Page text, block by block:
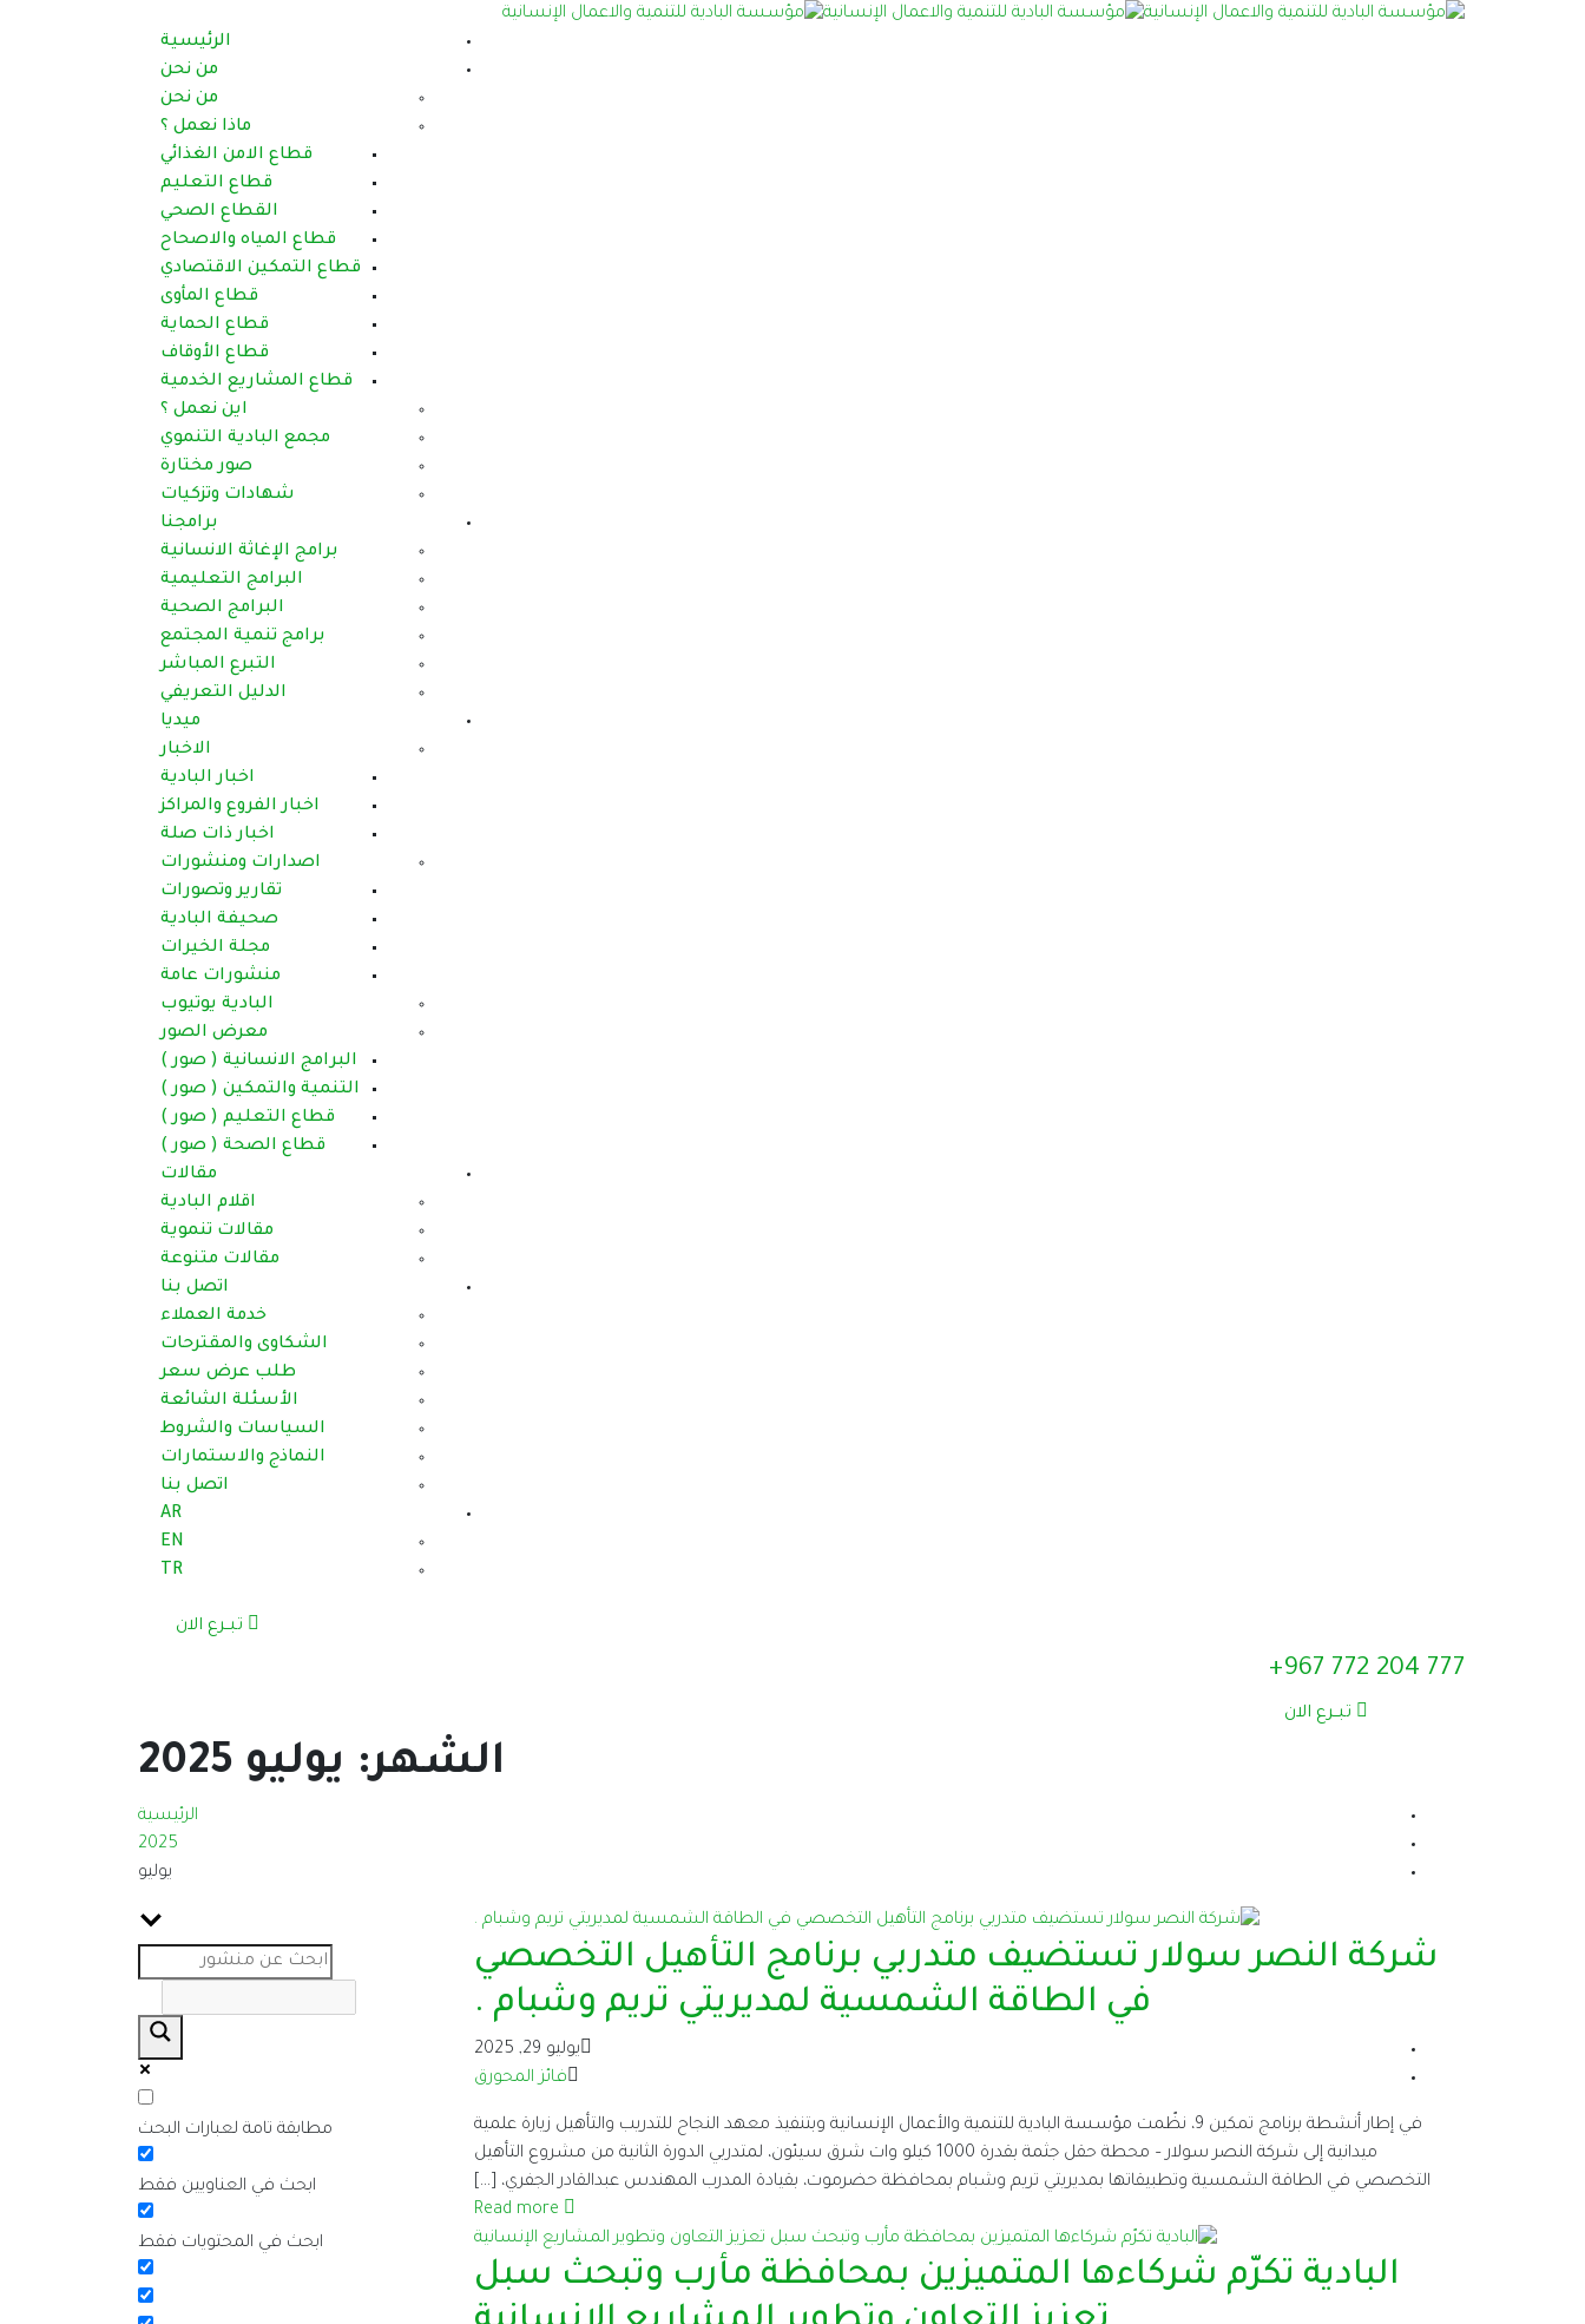
الرئيسية
من نحن
من نحن
ماذا نعمل ؟
قطاع الامن الغذائي
قطاع التعليم
القطاع الصحي
قطاع المياه والاصحاح
قطاع التمكين الاقتصادي
قطاع المأوى
قطاع الحماية
قطاع الأوقاف
قطاع المشاريع الخدمية
اين نعمل ؟
مجمع البادية التنموي
صور مختارة
شهادات وتزكيات
برامجنا
برامج الإغاثة الانسانية
البرامج التعليمية
البرامج الصحية
برامج تنمية المجتمع
التبرع المباشر
الدليل التعريفي
ميديا
الاخبار
اخبار البادية
اخبار الفروع والمراكز
اخبار ذات صلة
اصدارات ومنشورات
تقارير وتصورات
صحيفة البادية
مجلة الخيرات
منشورات عامة
البادية يوتيوب
معرض الصور
البرامج الانسانية ( صور )
التنمية والتمكين ( صور )
قطاع التعليم ( صور )
قطاع الصحة ( صور )
مقالات
اقلام البادية
مقالات تنموية
مقالات متنوعة
اتصل بنا
خدمة العملاء
الشكاوى والمقترحات
طلب عرض سعر
الأسئلة الشائعة
السياسات والشروط
النماذج والاستمارات
اتصل بنا
AR
EN
TR
تبــرع الان
777 204 772 967+
تبــرع الان
الشهر: يوليو 2025
الرئيسية
2025
يوليو
شركة النصر سولار تستضيف متدربي برنامج التأهيل التخصصي
في الطاقة الشمسية لمديريتي تريم وشبام .
يوليو 29, 2025
فائز المحورق
في إطار أنشطة برنامج تمكين 9، نظّمت مؤسسة البادية للتنمية والأعمال الإنسانية وبتنفيذ معهد النجاح للتدريب والتأهيل زيارة علمية
ميدانية إلى شركة النصر سولار – محطة حقل جثمة بقدرة 1000 كيلو وات شرق سيئون، لمتدربي الدورة الثانية من مشروع التأهيل
التخصصي في الطاقة الشمسية وتطبيقاتها بمديريتي تريم وشبام بمحافظة حضرموت، بقيادة المدرب المهندس عبدالقادر الجفري، […]
Read more
البادية تكرّم شركاءها المتميزين بمحافظة مأرب وتبحث سبل
مطابقة تامة لعبارات البحث
ابحث في العناويين فقط
ابحث في المحتويات فقط